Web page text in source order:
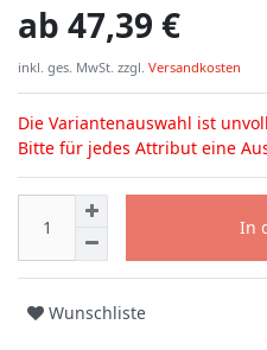
ab 47,39 €
inkl. ges. MwSt. zzgl. Versandkosten
Die Variantenauswahl ist
Bitte für jedes Attribut eine
In
Wunschliste